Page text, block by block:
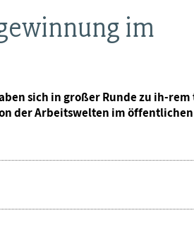
Kontakt
Mitgliedsgewerkschaften
Hochschulen
Jobkompass
Bundesjugendausschuss
Ideencampus
Parlamentarisches
Vorsorgewerk
Vorteilswelt
im
sich in großer Runde zu ih-
der Arbeitswelten im